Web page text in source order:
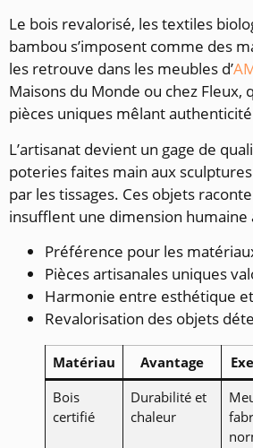
Le bois revalorisé, les textiles
bambou s’imposent comme des
les retrouve dans les meubles d’
Maisons du Monde ou chez Fleux,
pièces uniques mêlant
L’artisanat devient un gage de
poteries faites main aux
par les tissages. Ces objets
insufflent une dimension
Préférence pour les
Pièces artisanales uniques
Harmonie entre esthétique
Revalorisation des objets
Matériau Avantage
Bois
certifié
Durabilité et
chaleur